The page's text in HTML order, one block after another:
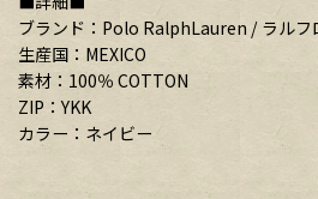
ブランド：Polo RalphLauren / ラルフ
生産国：MEXICO
素材：100％ COTTON
ZIP：YKK
カラー：ネイビー